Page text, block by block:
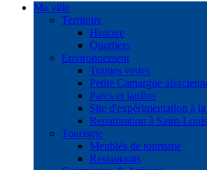
Ma ville
Territoire
Histoire
Quartiers
Environnement
Trames vertes
Petite Camargue
Parcs et jardins
Site d'expérimentation à
Renaturation à Saint-Louis
Tourisme
Meublés de tourisme
Restaurants